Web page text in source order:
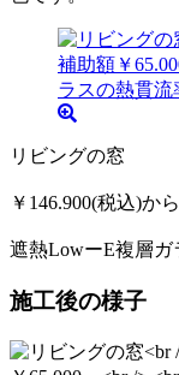
リビングの窓
￥146.900(税込)か
遮熱LowーE複層ガ
施工後の様子